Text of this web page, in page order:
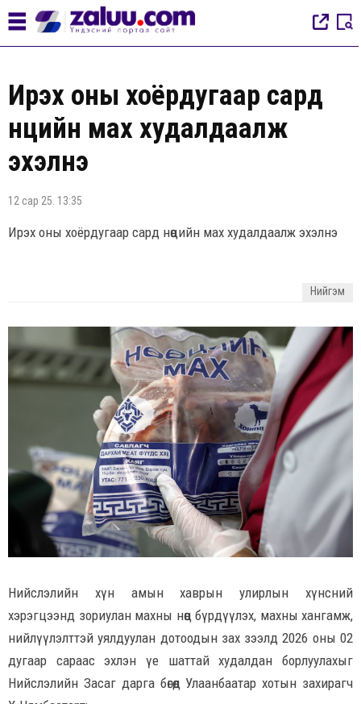
Ирэх оны хоёрдугаар сард
нөөцийн мах худалдаалж
эхэлнэ
12 сар 25. 13:35
Ирэх оны хоёрдугаар сард нөөцийн мах худалдаалж эхэлнэ
Нийгэм
Нийслэлийн хүн амын хаврын улирлын хүнсний
хэрэгцээнд зориулан махны нөөц бүрдүүлэх, махны хангамж,
нийлүүлэлттэй уялдуулан дотоодын зах зээлд 2026 оны 02
дугаар сараас эхлэн үе шаттай худалдан борлуулахыг
Нийслэлийн Засаг дарга бөгөөд Улаанбаатар хотын захирагч